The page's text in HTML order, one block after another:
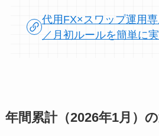
代用FX×スワップ運用
／月初ルールを簡単に
年間累計（2026年1月）